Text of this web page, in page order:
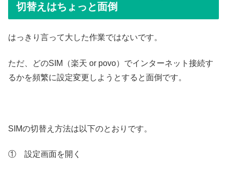
切替えはちょっと面倒
はっきり言って大した作業ではないです。
ただ、どのSIM（楽天 or povo）でインターネット接続す
るかを頻繁に設定変更しようとすると面倒です。
SIMの切替え方法は以下のとおりです。
① 設定画面を開く